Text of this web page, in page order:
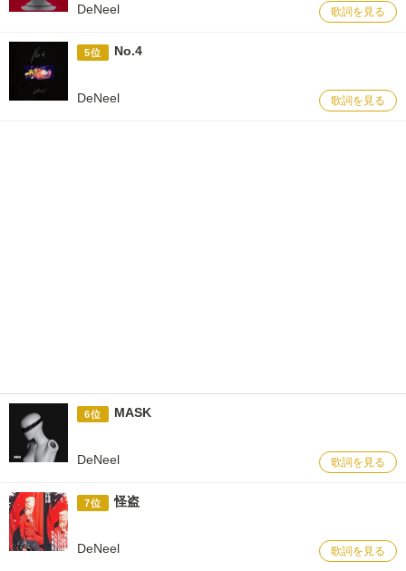
DeNeel 歌詞を見る
5位 No.4
DeNeel 歌詞を見る
6位 MASK
DeNeel 歌詞を見る
7位 怪盗
DeNeel 歌詞を見る